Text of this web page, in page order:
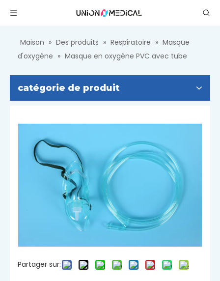
Maison » Des produits » Respiratoire » Masque
d'oxygène » Masque en oxygène PVC avec tube
catégorie de produit
Partager sur: